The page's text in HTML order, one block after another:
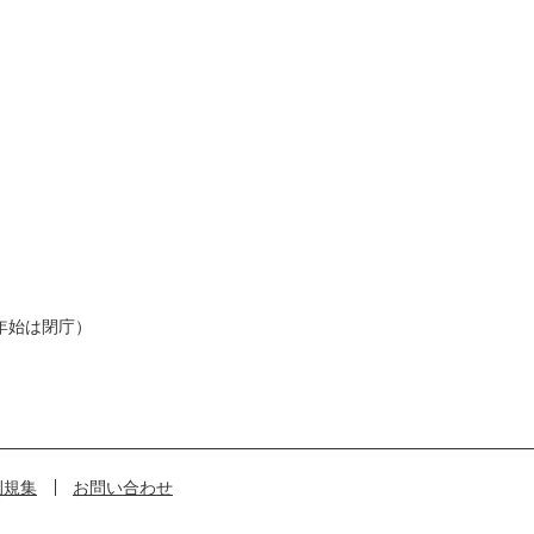
規集 お問い合わせ
は閉庁）